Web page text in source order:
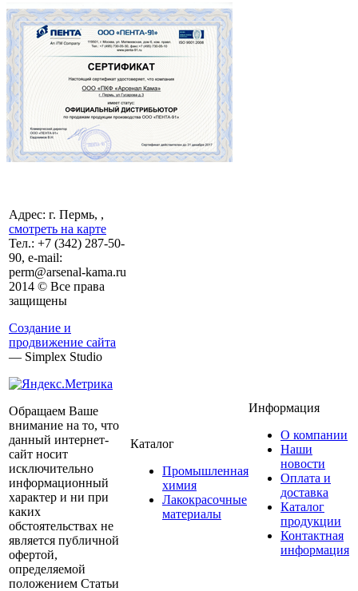
Адрес: г. Пермь, ,
смотреть на карте
Тел.: +7 (342) 287-50-
90, e-mail:
perm@arsenal-kama.ru
2014 © Все права
защищены
Создание и
продвижение сайта
— Simplex Studio
Обращаем Ваше
внимание на то, что
данный интернет-
сайт носит
исключительно
информационный
характер и ни при
каких
обстоятельствах не
является публичной
офертой,
определяемой
положением Статьи
Каталог
Промышленная
химия
Лакокрасочные
материалы
Информация
О компании
Наши
новости
Оплата и
доставка
Каталог
продукции
Контактная
информация